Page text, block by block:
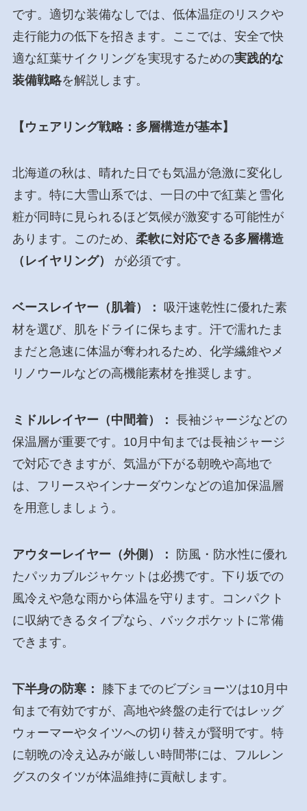
です。適切な装備なしでは、低体温症のリスクや
走行能力の低下を招きます。ここでは、安全で快
適な紅葉サイクリングを実現するための実践的な
装備戦略を解説します。
【ウェアリング戦略：多層構造が基本】
北海道の秋は、晴れた日でも気温が急激に変化し
ます。特に大雪山系では、一日の中で紅葉と雪化
粧が同時に見られるほど気候が激変する可能性が
あります。このため、 柔軟に対応できる多層構造
（レイヤリング）
が必須です。
ベースレイヤー（肌着）： 吸汗速乾性に優れた素
材を選び、肌をドライに保ちます。汗で濡れたま
まだと急速に体温が奪われるため、化学繊維やメ
リノウールなどの高機能素材を推奨します。
ミドルレイヤー（中間着）： 長袖ジャージなどの
保温層が重要です。10月中旬までは長袖ジャージ
で対応できますが、気温が下がる朝晩や高地で
は、フリースやインナーダウンなどの追加保温層
を用意しましょう。
アウターレイヤー（外側）：
防風・防水性に優れ
たパッカブルジャケットは必携です。下り坂での
風冷えや急な雨から体温を守ります。コンパクト
に収納できるタイプなら、バックポケットに常備
できます。
下半身の防寒：
膝下までのビブショーツは10月中
旬まで有効ですが、高地や終盤の走行ではレッグ
ウォーマーやタイツへの切り替えが賢明です。特
に朝晩の冷え込みが厳しい時間帯には、フルレン
グスのタイツが体温維持に貢献します。